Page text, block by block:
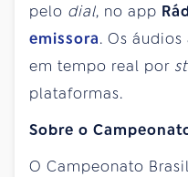
pelo dial, no app
emissora. Os
em tempo real por
plataformas.
Sobre o
O Campeonato